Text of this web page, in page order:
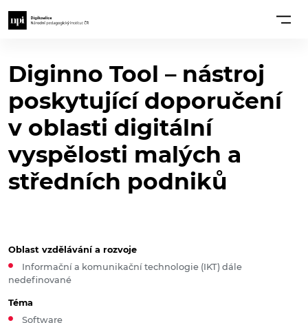
Diginno Tool – nástroj
poskytující doporučení
v oblasti digitální
vyspělosti malých a
středních podniků
Oblast vzdělávání a rozvoje
Informační a komunikační technologie (IKT) dále
nedefinované
Téma
Software